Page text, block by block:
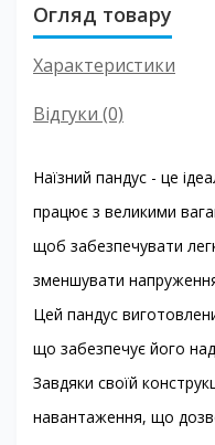
Огляд товару
Характеристики
Відгуки (0)
Наїзний пандус - це
працює з великими
щоб забезпечувати
зменшувати напруження
Цей пандус
що забезпечує його
Завдяки своїй
навантаження, що